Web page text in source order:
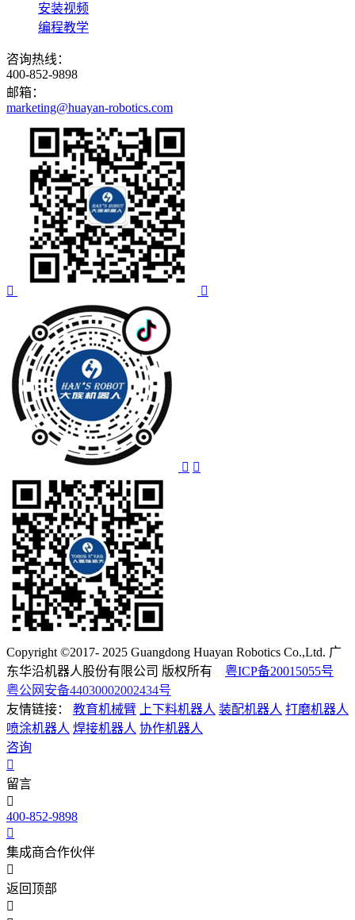
安装视频
编程教学
咨询热线：
400-852-9898
邮箱：
marketing@huayan-robotics.com
Copyright ©2017- 2025 Guangdong Huayan Robotics Co.,Ltd. 广
东华沿机器人股份有限公司 版权所有 粤ICP备20015055号
粤公网安备44030002002434号
友情链接：
教育机械臂 上下料机器人 装配机器人 打磨机器人
喷涂机器人 焊接机器人 协作机器人
咨询
留言
400-852-9898
集成商合作伙伴
返回顶部